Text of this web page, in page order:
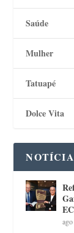
Saúde
Mulher
Tatuapé
Dolce Vita